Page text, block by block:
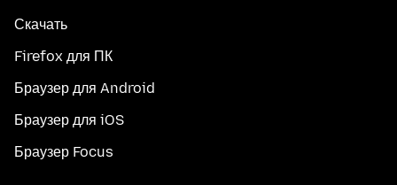
Скачать
Firefox для ПК
Браузер для Android
Браузер для iOS
Браузер Focus